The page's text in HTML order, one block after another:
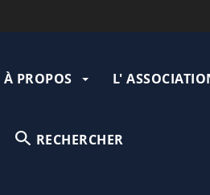
principale
À PROPOS L'
RECHERCHER